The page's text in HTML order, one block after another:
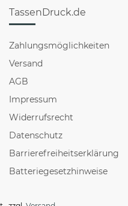
TassenDruck.de
Zahlungsmöglichkeiten
Versand
AGB
Impressum
Widerrufsrecht
Datenschutz
Barrierefreiheitserklärung
Batteriegesetzhinweise